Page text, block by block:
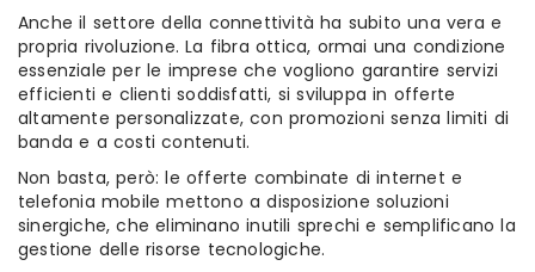
Anche il settore della connettività ha subito una vera e
propria rivoluzione. La fibra ottica, ormai una condizione
essenziale per le imprese che vogliono garantire servizi
efficienti e clienti soddisfatti, si sviluppa in offerte
altamente personalizzate, con promozioni senza limiti di
banda e a costi contenuti.
Non basta, però: le offerte combinate di internet e
telefonia mobile mettono a disposizione soluzioni
sinergiche, che eliminano inutili sprechi e semplificano la
gestione delle risorse tecnologiche.